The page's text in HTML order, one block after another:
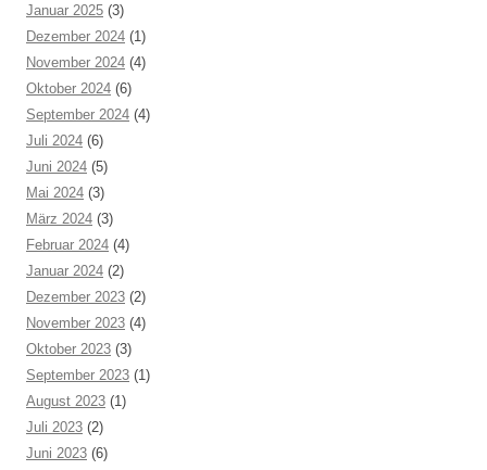
Januar 2025 (3)
Dezember 2024 (1)
November 2024 (4)
Oktober 2024 (6)
September 2024 (4)
Juli 2024 (6)
Juni 2024 (5)
Mai 2024 (3)
März 2024 (3)
Februar 2024 (4)
Januar 2024 (2)
Dezember 2023 (2)
November 2023 (4)
Oktober 2023 (3)
September 2023 (1)
August 2023 (1)
Juli 2023 (2)
Juni 2023 (6)